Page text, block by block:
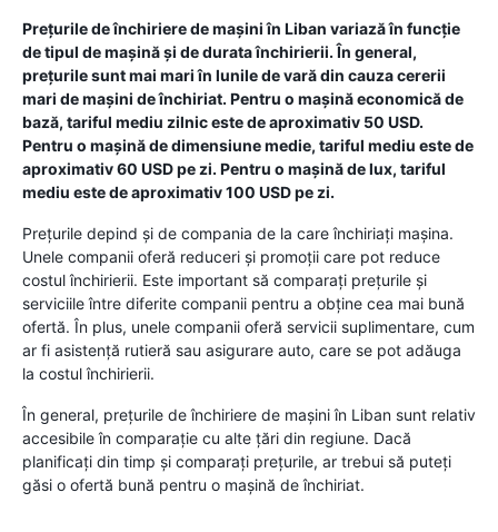
Prețurile de închiriere de mașini în Liban variază în funcție
de tipul de mașină și de durata închirierii. În general,
prețurile sunt mai mari în lunile de vară din cauza cererii
mari de mașini de închiriat. Pentru o mașină economică de
bază, tariful mediu zilnic este de aproximativ 50 USD.
Pentru o mașină de dimensiune medie, tariful mediu este de
aproximativ 60 USD pe zi. Pentru o mașină de lux, tariful
mediu este de aproximativ 100 USD pe zi.
Prețurile depind și de compania de la care închiriați mașina.
Unele companii oferă reduceri și promoții care pot reduce
costul închirierii. Este important să comparați prețurile și
serviciile între diferite companii pentru a obține cea mai bună
ofertă. În plus, unele companii oferă servicii suplimentare, cum
ar fi asistență rutieră sau asigurare auto, care se pot adăuga
la costul închirierii.
În general, prețurile de închiriere de mașini în Liban sunt relativ
accesibile în comparație cu alte țări din regiune. Dacă
planificați din timp și comparați prețurile, ar trebui să puteți
găsi o ofertă bună pentru o mașină de închiriat.